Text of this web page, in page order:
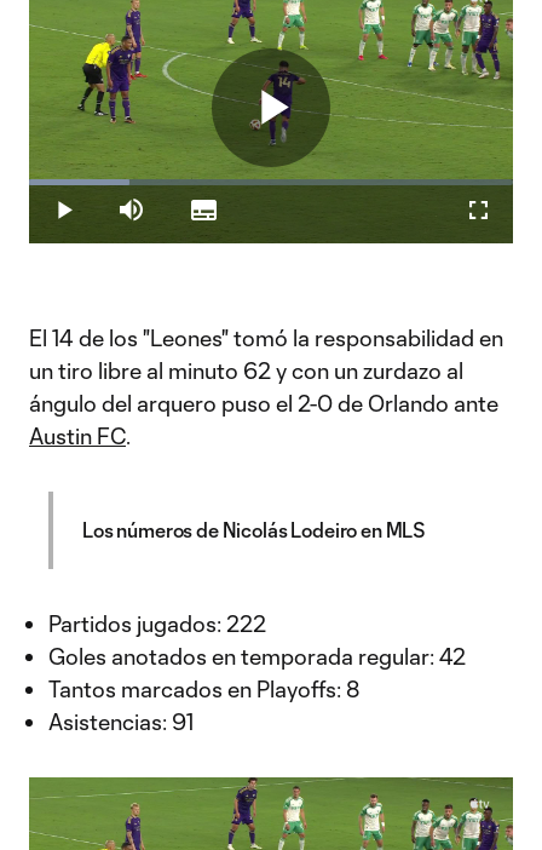
Play
Play Mute
Loaded:
20.86%
Subtitles
El 14 de los "Leones" tomó la responsabilidad en
un tiro libre al minuto 62 y con un zurdazo al
ángulo del arquero puso el 2-0 de Orlando ante
Austin FC.
Los números de Nicolás Lodeiro en MLS
Partidos jugados: 222
Goles anotados en temporada regular: 42
Tantos marcados en Playoffs: 8
Asistencias: 91